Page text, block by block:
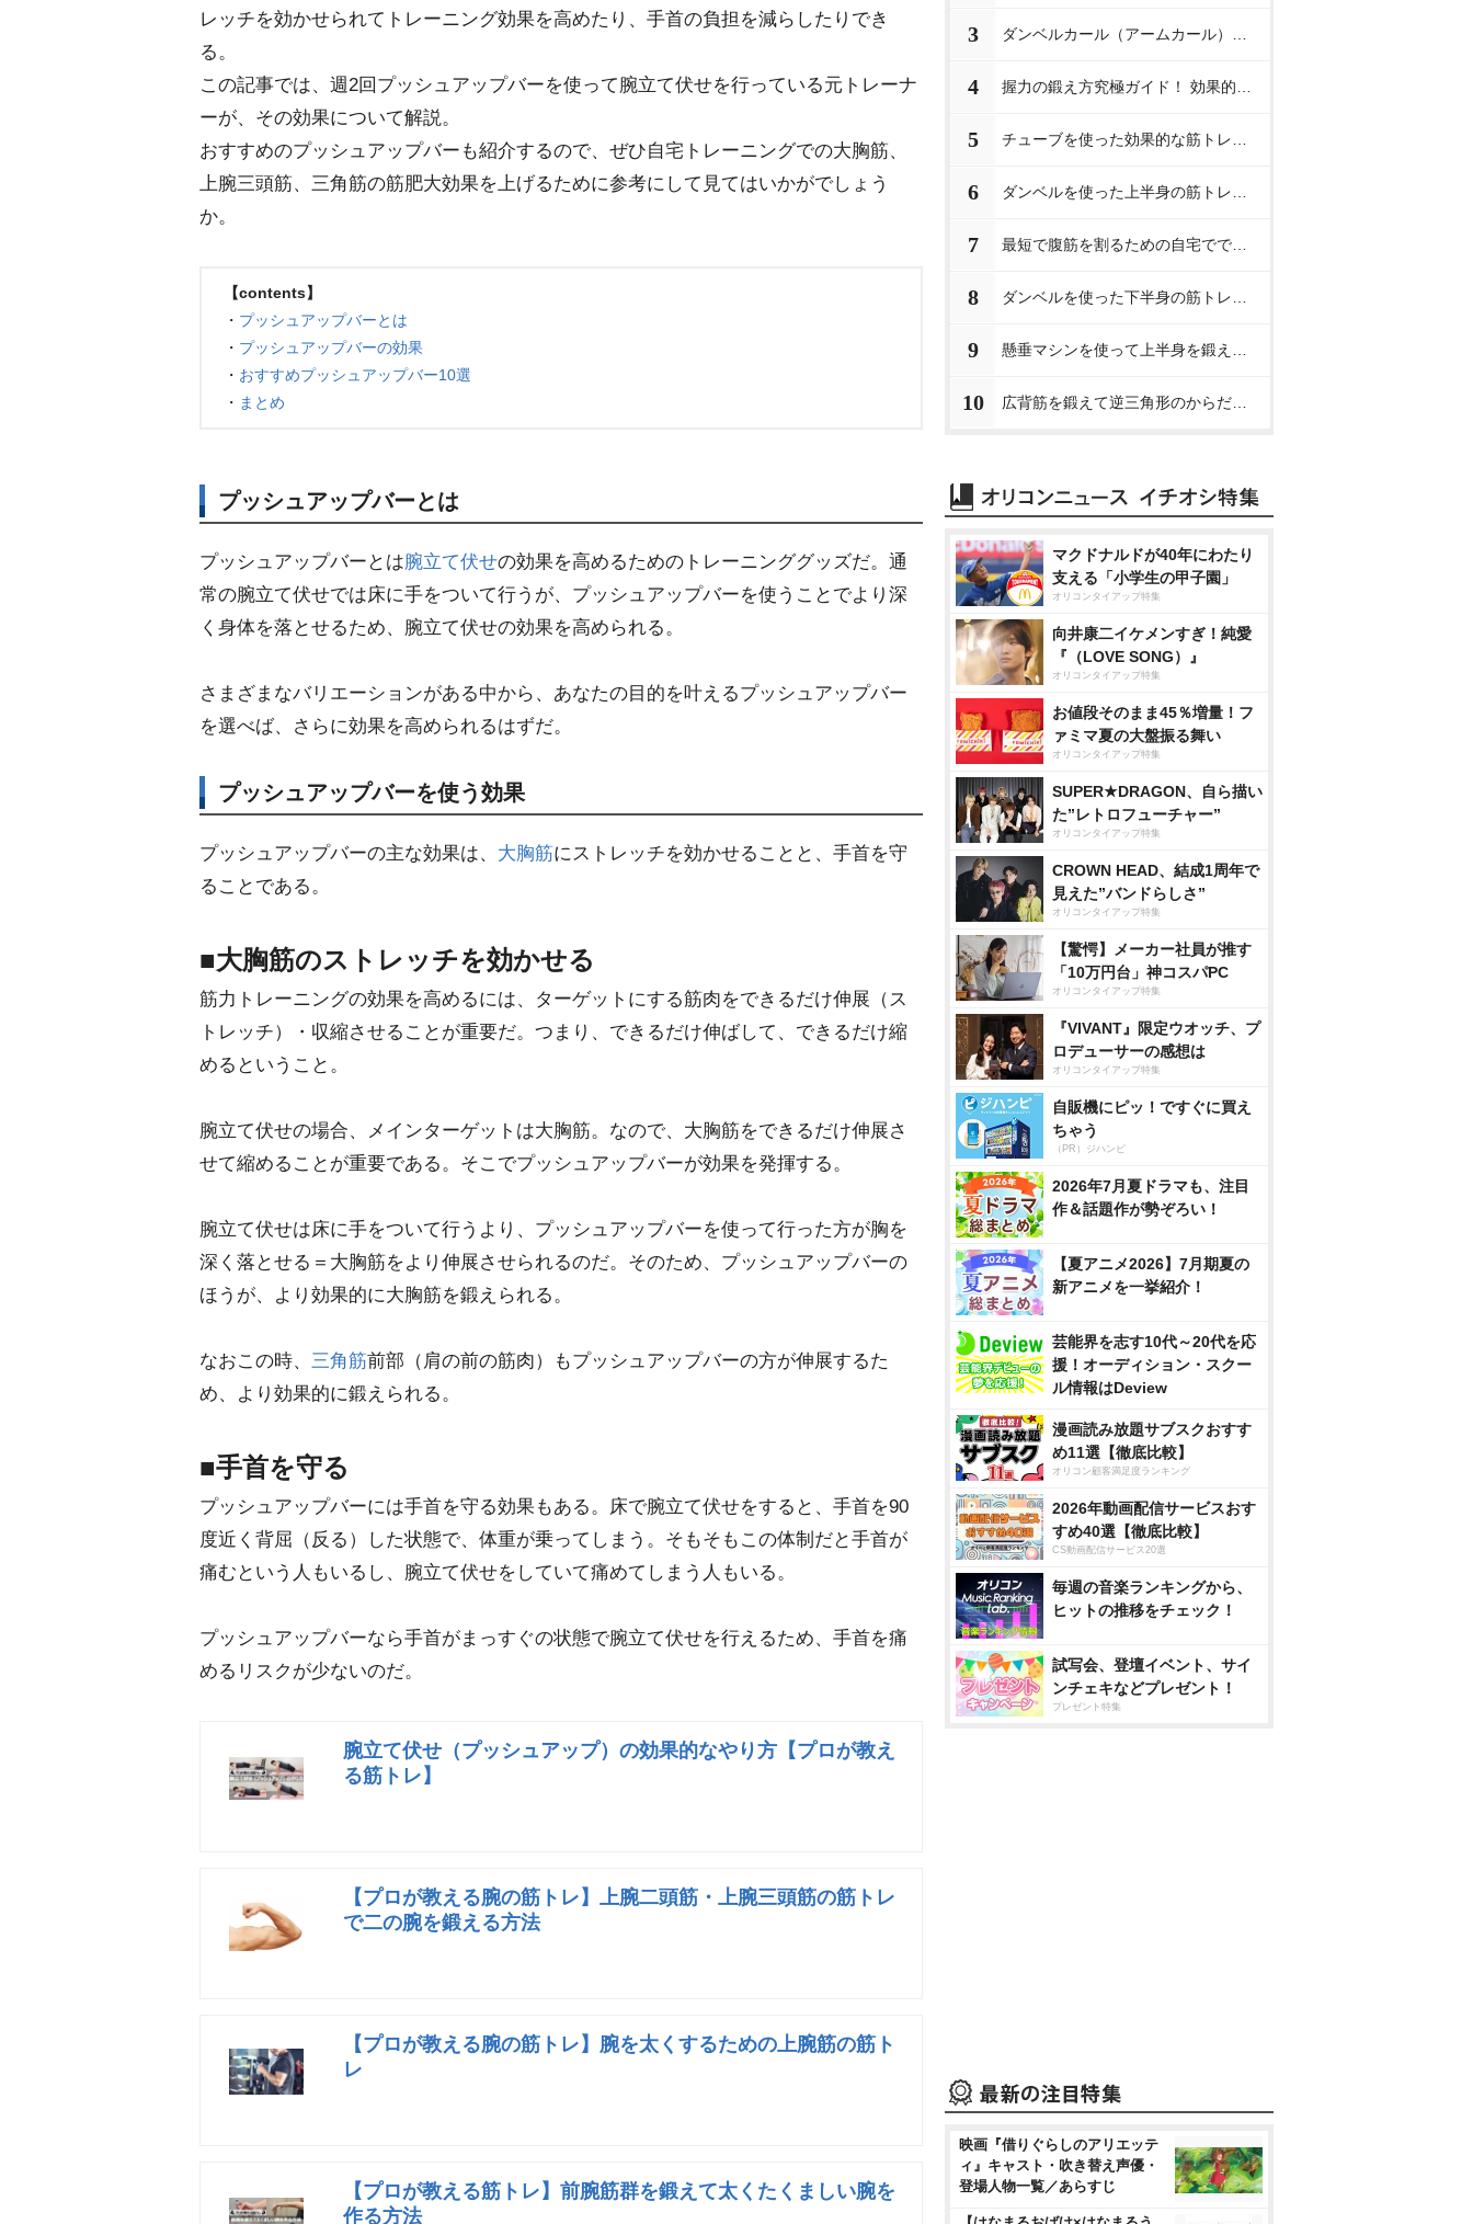
レッチを効かせられてトレーニング効果を高めたり、手首の負担を減らしたりでき
る。
この記事では、週2回プッシュアップバーを使って腕立て伏せを行っている元トレーナ
ーが、その効果について解説。
おすすめのプッシュアップバーも紹介するので、ぜひ自宅トレーニングでの大胸筋、
上腕三頭筋、三角筋の筋肥大効果を上げるために参考にして見てはいかがでしょう
か。
【contents】
・ プッシュアップバーとは
・ プッシュアップバーの効果
・ おすすめプッシュアップバー10選
・ まとめ
プッシュアップバーとは
プッシュアップバーとは腕立て伏せの効果を高めるためのトレーニンググッズだ。通
常の腕立て伏せでは床に手をついて行うが、プッシュアップバーを使うことでより深
く身体を落とせるため、腕立て伏せの効果を高められる。
さまざまなバリエーションがある中から、あなたの目的を叶えるプッシュアップバー
を選べば、さらに効果を高められるはずだ。
プッシュアップバーを使う効果
プッシュアップバーの主な効果は、 大胸筋にストレッチを効かせることと、手首を守
ることである。
■大胸筋のストレッチを効かせる
筋力トレーニングの効果を高めるには、ターゲットにする筋肉をできるだけ伸展（ス
トレッチ）・収縮させることが重要だ。つまり、できるだけ伸ばして、できるだけ縮
めるということ。
腕立て伏せの場合、メインターゲットは大胸筋。なので、大胸筋をできるだけ伸展さ
せて縮めることが重要である。そこでプッシュアップバーが効果を発揮する。
腕立て伏せは床に手をついて行うより、プッシュアップバーを使って行った方が胸を
深く落とせる＝大胸筋をより伸展させられるのだ。そのため、プッシュアップバーの
ほうが、より効果的に大胸筋を鍛えられる。
なおこの時、 三角筋前部（肩の前の筋肉）もプッシュアップバーの方が伸展するた
め、より効果的に鍛えられる。
■手首を守る
プッシュアップバーには手首を守る効果もある。床で腕立て伏せをすると、手首を90
度近く背屈（反る）した状態で、体重が乗ってしまう。そもそもこの体制だと手首が
痛むという人もいるし、腕立て伏せをしていて痛めてしまう人もいる。
プッシュアップバーなら手首がまっすぐの状態で腕立て伏せを行えるため、手首を痛
めるリスクが少ないのだ。
腕立て伏せ（プッシュアップ）の効果的なやり方【プロが教え
る筋トレ】
【プロが教える腕の筋トレ】上腕二頭筋・上腕三頭筋の筋トレ
で二の腕を鍛える方法
【プロが教える腕の筋トレ】腕を太くするための上腕筋の筋ト
レ
【プロが教える筋トレ】前腕筋群を鍛えて太くたくましい腕を
作る方法
3
4
5
6
7
8
9
10
マクドナルドが40年にわたり
支える「小学生の甲子園」
オリコンタイアップ特集
向井康二イケメンすぎ！純愛
『（LOVE SONG）』
オリコンタイアップ特集
お値段そのまま45％増量！フ
ァミマ夏の大盤振る舞い
オリコンタイアップ特集
SUPER★DRAGON、自ら描い
た”レトロフューチャー”
オリコンタイアップ特集
CROWN HEAD、結成1周年で
見えた”バンドらしさ”
オリコンタイアップ特集
【驚愕】メーカー社員が推す
「10万円台」神コスパPC
オリコンタイアップ特集
『VIVANT』限定ウオッチ、プ
ロデューサーの感想は
オリコンタイアップ特集
自販機にピッ！ですぐに買え
ちゃう
（PR）ジハンピ
2026年7月夏ドラマも、注目
作＆話題作が勢ぞろい！
【夏アニメ2026】7月期夏の
新アニメを一挙紹介！
芸能界を志す10代～20代を応
援！オーディション・スクー
ル情報はDeview
漫画読み放題サブスクおすす
め11選【徹底比較】
オリコン顧客満足度ランキング
2026年動画配信サービスおす
すめ40選【徹底比較】
CS動画配信サービス20選
毎週の音楽ランキングから、
ヒットの推移をチェック！
試写会、登壇イベント、サイ
ンチェキなどプレゼント！
プレゼント特集
映画『借りぐらしのアリエッテ
ィ』キャスト・吹き替え声優・
登場人物一覧／あらすじ